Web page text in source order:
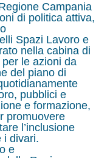
Campania
di politica attiva,
Spazi Lavoro e
nella cabina di
le azioni da
del piano di
pubblici e
e formazione,
promuovere
l’inclusione
i divari.
e